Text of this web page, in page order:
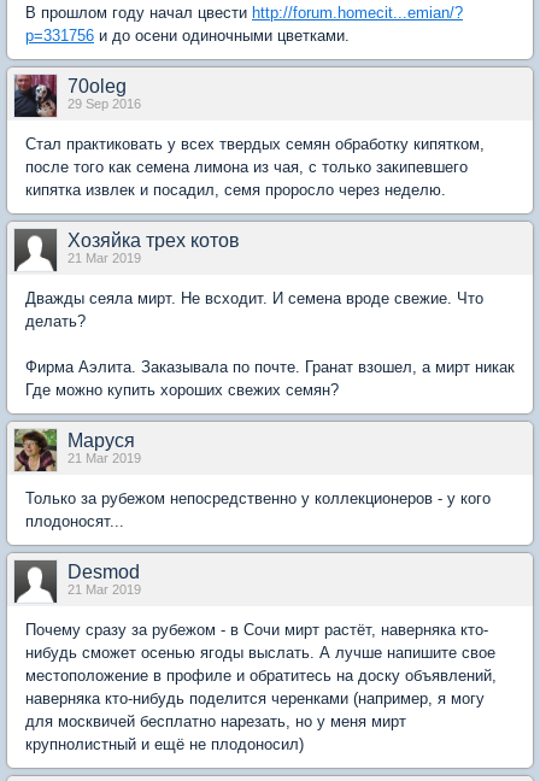
В прошлом году начал цвести http://forum.homecit...emian/?
p=331756 и до осени одиночными цветками.
70oleg
29 Sep 2016
Стал практиковать у всех твердых семян обработку кипятком,
после того как семена лимона из чая, с только закипевшего
кипятка извлек и посадил, семя проросло через неделю.
Хозяйка трех котов
21 Mar 2019
Дважды сеяла мирт. Не всходит. И семена вроде свежие. Что
делать?
Фирма Аэлита. Заказывала по почте. Гранат взошел, а мирт никак
Где можно купить хороших свежих семян?
Маруся
21 Mar 2019
Только за рубежом непосредственно у коллекционеров - у кого
плодоносят...
Desmod
21 Mar 2019
Почему сразу за рубежом - в Сочи мирт растёт, наверняка кто-
нибудь сможет осенью ягоды выслать. А лучше напишите свое
местоположение в профиле и обратитесь на доску объявлений,
наверняка кто-нибудь поделится черенками (например, я могу
для москвичей бесплатно нарезать, но у меня мирт
крупнолистный и ещё не плодоносил)